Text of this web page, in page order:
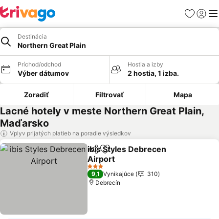
Obľúbené
Destinácia
Northern Great Plain
Príchod/odchod
Výber dátumov
Hostia a izby
2 hostia, 1 izba.
Zoradiť Filtrovať Mapa
Lacné hotely v meste Northern Great Plain,
Maďarsko
Vplyv prijatých platieb na poradie výsledkov
ZdieľaťPridať do obľúbených
ibis Styles Debrecen
Airport
3 Počet hviezdičiek
9,1 Vynikajúce
310
Debrecín